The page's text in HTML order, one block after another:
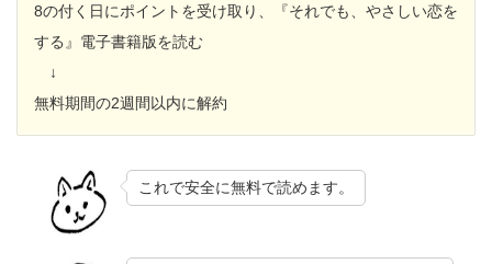
8の付く日にポイントを受け取り、『それでも、やさしい恋を
する』電子書籍版を読む
↓
無料期間の2週間以内に解約
これで安全に無料で読めます。